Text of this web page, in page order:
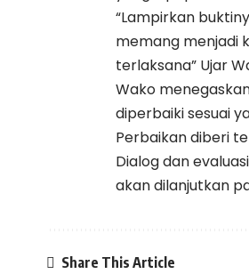
“Lampirkan
memang menjadi
terlaksana” Ujar
Wako
diperbaiki sesuai
Perbaikan diberi
Dialog dan
akan dilanjutkan
Share This Article